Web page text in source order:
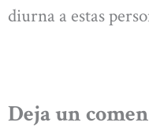
diurna a estas
Deja un